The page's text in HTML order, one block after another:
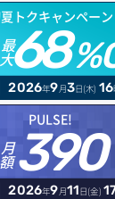
/再起動/強制停止）
トクキャンペーン
最
大68
2026年9月3日(木) 16
PULSE!
月
額390
2026年9月11日(金)